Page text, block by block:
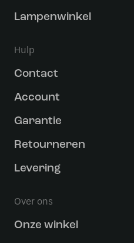
Lampenwinkel
Hulp
Contact
Account
Garantie
Retourneren
Levering
Over ons
Onze winkel